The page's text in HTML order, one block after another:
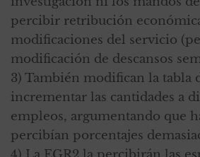
percibir retribución
modificaciones del servicio
modificación de descansos
3) También modifican la tabla
incrementar las cantidades a
empleos, argumentando que
percibían porcentajes